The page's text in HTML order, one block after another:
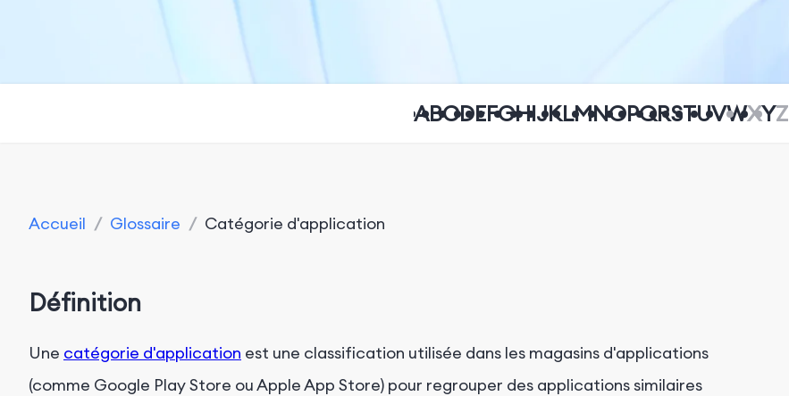
ABCDEFGHIJKLMNOPQRSTUVWXYZ
Accueil / Glossaire / Catégorie d'application
Définition
Une catégorie d'application est une classification utilisée dans les magasins d'applications
(comme Google Play Store ou Apple App Store) pour regrouper des applications similaires